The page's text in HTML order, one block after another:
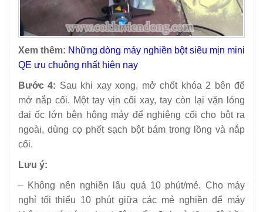
Xem thêm: Những dòng máy nghiền bột siêu mịn mini
QE ưu chuộng nhất hiện nay
Bước 4: Sau khi xay xong, mở chốt khóa 2 bên để
mở nắp cối. Một tay vịn cối xay, tay còn lại vặn lỏng
đai ốc lớn bên hông máy để nghiêng cối cho bột ra
ngoài, dùng cọ phết sạch bột bám trong lồng và nắp
cối.
Lưu ý:
– Không nên nghiền lâu quá 10 phút/mẻ. Cho máy
nghỉ tối thiểu 10 phút giữa các mẻ nghiền để máy